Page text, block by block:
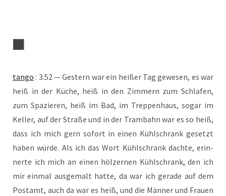
tan­go : 3.52 — Ges­tern war ein hei­ßer Tag gewe­sen, es war
heiß in der Küche, heiß in den Zim­mern zum Schla­fen,
zum Spa­zie­ren, heiß im Bad, im Trep­pen­haus, sogar im
Kel­ler, auf der Stra­ße und in der Tram­bahn war es so heiß,
dass ich mich gern sofort in einen Kühl­schrank gesetzt
haben wür­de. Als ich das Wort Kühl­schrank dach­te, erin­
ner­te ich mich an einen höl­zer­nen Kühl­schrank, den ich
mir ein­mal aus­ge­malt hat­te, da war ich gera­de auf dem
Post­amt, auch da war es heiß, und die Män­ner und Frau­en